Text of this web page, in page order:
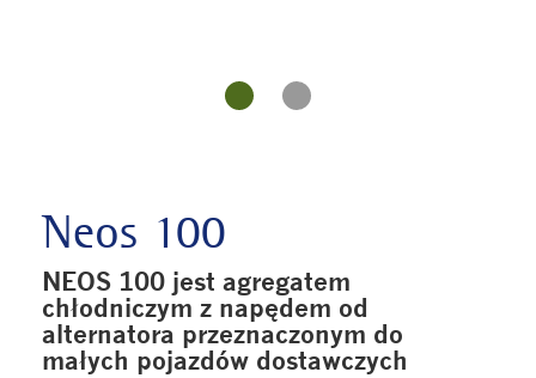
Neos 100
NEOS 100 jest agregatem
chłodniczym z napędem od
alternatora przeznaczonym do
małych pojazdów dostawczych